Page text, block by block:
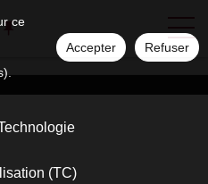
ce
Accepter Refuser
(TC)